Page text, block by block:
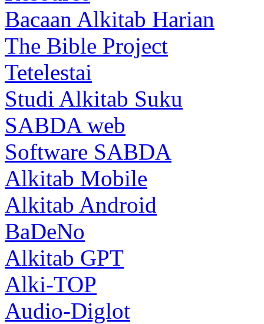
Bacaan Alkitab Harian
The Bible Project
Tetelestai
Studi Alkitab Suku
SABDA web
Software SABDA
Alkitab Mobile
Alkitab Android
BaDeNo
Alkitab GPT
Alki-TOP
Audio-Diglot